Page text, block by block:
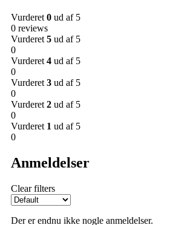
Vurderet 0 ud af 5
0 reviews
Vurderet 5 ud af 5
0
Vurderet 4 ud af 5
0
Vurderet 3 ud af 5
0
Vurderet 2 ud af 5
0
Vurderet 1 ud af 5
0
Anmeldelser
Clear filters
Der er endnu ikke nogle anmeldelser.